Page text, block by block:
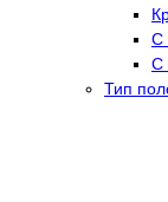
С
С
Тип